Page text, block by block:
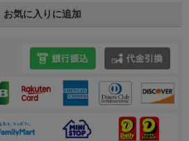
お気に入りに追加